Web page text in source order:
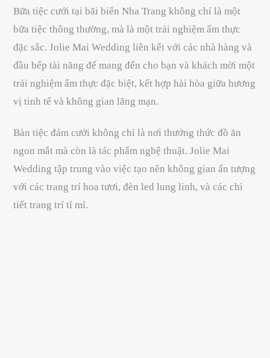
Bữa tiệc cưới tại bãi biển Nha Trang không chỉ là một
bữa tiệc thông thường, mà là một trải nghiệm ẩm thực
đặc sắc. Jolie Mai Wedding liên kết với các nhà hàng và
đầu bếp tài năng để mang đến cho bạn và khách mời một
trải nghiệm ẩm thực đặc biệt, kết hợp hài hòa giữa hương
vị tinh tế và không gian lãng mạn.
Bàn tiệc đám cưới không chỉ là nơi thưởng thức đồ ăn
ngon mắt mà còn là tác phẩm nghệ thuật. Jolie Mai
Wedding tập trung vào việc tạo nên không gian ấn tượng
với các trang trí hoa tươi, đèn led lung linh, và các chi
tiết trang trí tỉ mỉ.